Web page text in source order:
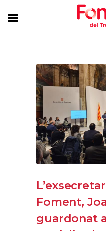
Foment,
guardonat